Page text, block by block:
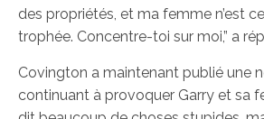
des propriétés, et ma femme n’est
trophée. Concentre-toi sur moi,” a
Covington a maintenant publié une
continuant à provoquer Garry et sa